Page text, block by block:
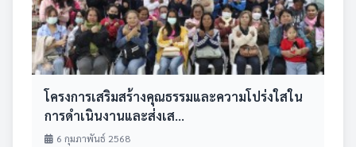
โครงการเสริมสร้างคุณธรรมและความโปร่งใสใน
การดำเนินงานและส่งเส...
6 กุมภาพันธ์ 2568